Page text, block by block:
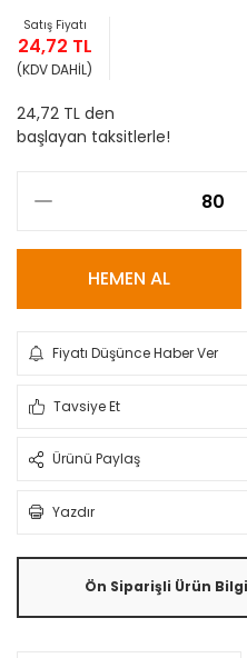
Satış Fiyatı
24,72 TL
(KDV DAHİL)
24,72 TL den
başlayan taksitlerle!
HEMEN AL
Fiyatı Düşünce Haber Ver
Tavsiye Et
Ürünü Paylaş
Yazdır
Ön Siparişli Ürün Bilgi